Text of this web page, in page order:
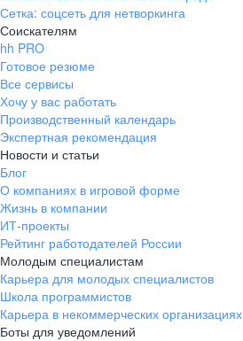
Сетка: соцсеть для нетворкинга
Соискателям
hh PRO
Готовое резюме
Все сервисы
Хочу у вас работать
Производственный календарь
Экспертная рекомендация
Новости и статьи
Блог
О компаниях в игровой форме
Жизнь в компании
ИТ-проекты
Рейтинг работодателей России
Молодым специалистам
Карьера для молодых специалистов
Школа программистов
Карьера в некоммерческих организациях
Боты для уведомлений